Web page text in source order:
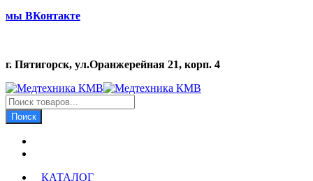
мы ВКонтакте
г. Пятигорск, ул.Оранжерейная 21, корп. 4
Поиск
товаров
Поиск
КАТАЛОГ